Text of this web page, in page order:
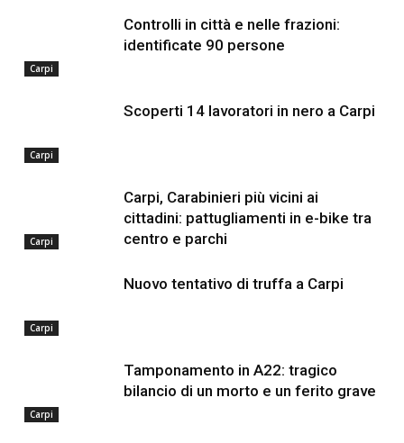
Carpi
Controlli in città e nelle frazioni:
identificate 90 persone
Carpi
Scoperti 14 lavoratori in nero a Carpi
Carpi
Carpi, Carabinieri più vicini ai
cittadini: pattugliamenti in e-bike tra
centro e parchi
Carpi
Nuovo tentativo di truffa a Carpi
Carpi
Tamponamento in A22: tragico
bilancio di un morto e un ferito grave